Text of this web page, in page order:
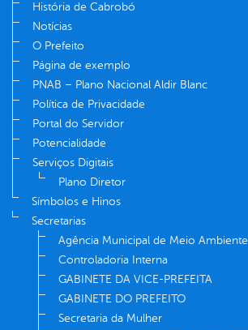
História de Cabrobó
Notícias
O Prefeito
Página de exemplo
PNAB – Plano Nacional Aldir Blanc
Política de Privacidade
Portal do Servidor
Potencialidade
Serviços Digitais
Plano Diretor
Símbolos e Hinos
Secretarias
Agência Municipal de Meio Ambiente
Controladoria Interna
GABINETE DA VICE-PREFEITA
GABINETE DO PREFEITO
Secretaria da Mulher